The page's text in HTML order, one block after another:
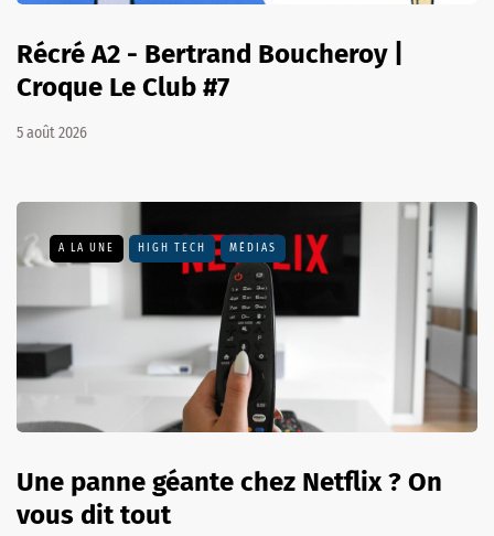
Récré A2 - Bertrand Boucheroy |
Croque Le Club #7
5 août 2026
A LA UNE HIGH TECH MÉDIAS
Une panne géante chez Netflix ? On
vous dit tout